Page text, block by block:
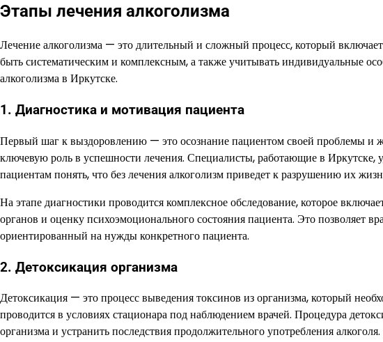
Этапы лечения алкоголизма
Лечение алкоголизма — это длительный и сложный процесс, который
быть систематическим и комплексным, а также учитывать индивидуальные
алкоголизма в Иркутске.
1. Диагностика и мотивация пациента
Первый шаг к выздоровлению — это осознание пациентом своей проблемы и
ключевую роль в успешности лечения. Специалисты, работающие в Иркутске,
пациентам понять, что без лечения алкоголизм приведет к разрушению их
На этапе диагностики проводится комплексное обследование, которое
органов и оценку психоэмоционального состояния пациента. Это позволяет
ориентированный на нужды конкретного пациента.
2. Детоксикация организма
Детоксикация — это процесс выведения токсинов из организма, который
проводится в условиях стационара под наблюдением врачей. Процедура
организма и устранить последствия продолжительного употребления алкоголя.